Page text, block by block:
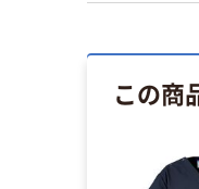
この商